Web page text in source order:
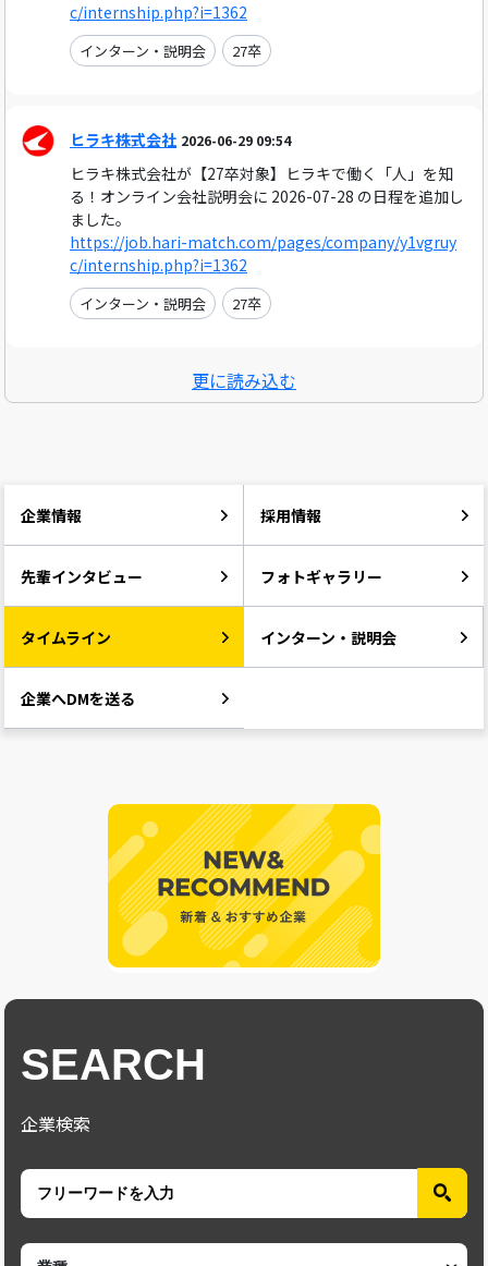
c/internship.php?i=1362
インターン・説明会 27卒
ヒラキ株式会社 2026-06-29 09:54
ヒラキ株式会社が【27卒対象】ヒラキで働く「人」を知
る！オンライン会社説明会に 2026-07-28 の日程を追加し
ました。
https://job.hari-match.com/pages/company/y1vgruy
c/internship.php?i=1362
インターン・説明会 27卒
更に読み込む
企業情報 採用情報
先輩インタビュー フォトギャラリー
タイムライン インターン・説明会
企業へDMを送る
SEARCH
企業検索